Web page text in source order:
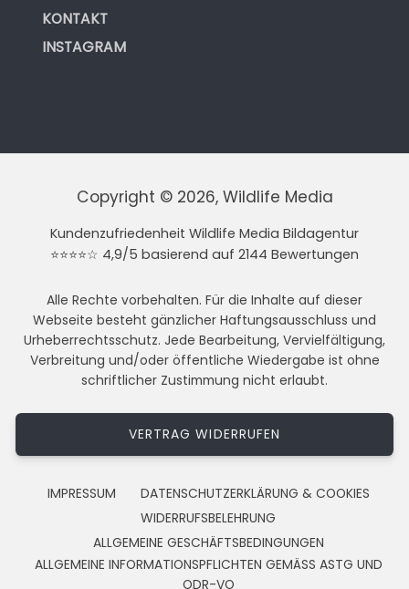
KONTAKT
INSTAGRAM
Copyright © 2026, Wildlife Media
Kundenzufriedenheit Wildlife Media Bildagentur
⭐⭐⭐⭐☆ 4,9/5 basierend auf 2144 Bewertungen
Alle Rechte vorbehalten. Für die Inhalte auf dieser
Webseite besteht gänzlicher Haftungsausschluss und
Urheberrechtsschutz. Jede Bearbeitung, Vervielfältigung,
Verbreitung und/oder öffentliche Wiedergabe ist ohne
schriftlicher Zustimmung nicht erlaubt.
VERTRAG WIDERRUFEN
IMPRESSUM
DATENSCHUTZERKLÄRUNG & COOKIES
WIDERRUFSBELEHRUNG
ALLGEMEINE GESCHÄFTSBEDINGUNGEN
ALLGEMEINE INFORMATIONSPFLICHTEN GEMÄSS ASTG UND
ODR-VO